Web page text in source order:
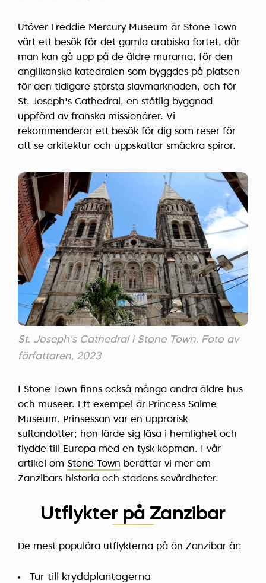
Utöver Freddie Mercury Museum är Stone Town
värt ett besök för det gamla arabiska fortet, där
man kan gå upp på de äldre murarna, för den
anglikanska katedralen som byggdes på platsen
för den tidigare största slavmarknaden, och för
St. Joseph's Cathedral, en ståtlig byggnad
uppförd av franska missionärer. Vi
rekommenderar ett besök för dig som reser för
att se arkitektur och uppskattar smäckra spiror.
St. Joseph's Cathedral i Stone Town. Foto av
författaren, 2023
I Stone Town finns också många andra äldre hus
och museer. Ett exempel är Princess Salme
Museum. Prinsessan var en upprorisk
sultandotter; hon lärde sig läsa i hemlighet och
flydde till Europa med en tysk köpman. I vår
artikel om Stone Town berättar vi mer om
Zanzibars historia och stadens sevärdheter.
Utflykter på Zanzibar
De mest populära utflykterna på ön Zanzibar är:
Tur till kryddplantagerna